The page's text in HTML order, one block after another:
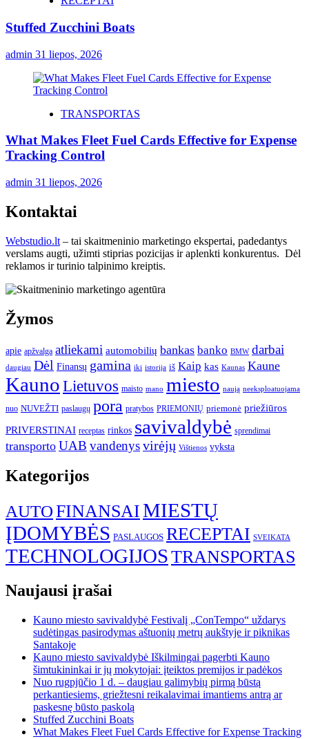
Stuffed Zucchini Boats
admin 31 liepos, 2026
TRANSPORTAS
What Makes Fleet Fuel Cards Effective for Expense
Tracking Control
admin 31 liepos, 2026
Kontaktai
Webstudio.lt – tai skaitmeninio marketingo ekspertai, padedantys
verslams augti, užimti stiprias pozicijas ir aplenkti konkurentus. Dėl
reklamos ir turinio talpinimo kreiptis.
Žymos
apie apžvalga atliekami automobilių bankas banko BMW darbai
daugiau Dėl Finansų gamina iki istorija iš Kaip kas Kaunas Kaune
KaunoLietuvos maisto mano miesto naują neeksploatuojama
nuo NUVEŽTI paslaugų pora pratybos PRIEMONIŲ priemonė priežiūros
PRIVERSTINAI receptas rinkos savivaldybė sprendimai
transporto UAB vandenysvirėjų Vištienos vyksta
Kategorijos
AUTOFINANSAIMIESTŲ
ĮDOMYBĖS PASLAUGOS RECEPTAI SVEIKATA
TECHNOLOGIJOSTRANSPORTAS
Naujausi įrašai
Kauno miesto savivaldybė Festivalį „ConTempo“ uždarys
sudėtingas pasirodymas aštuonių metrų aukštyje ir piknikas
Santakoje
Kauno miesto savivaldybė Iškilmingai pagerbti Kauno
šimtukininkai ir jų mokytojai: įteiktos premijos ir padėkos
Nuo rugpjūčio 1 d. – daugiau galimybių pirmą būstą
perkantiesiems, griežtesni reikalavimai imantiems antrą ar
paskesnę būsto paskolą
Stuffed Zucchini Boats
What Makes Fleet Fuel Cards Effective for Expense Tracking